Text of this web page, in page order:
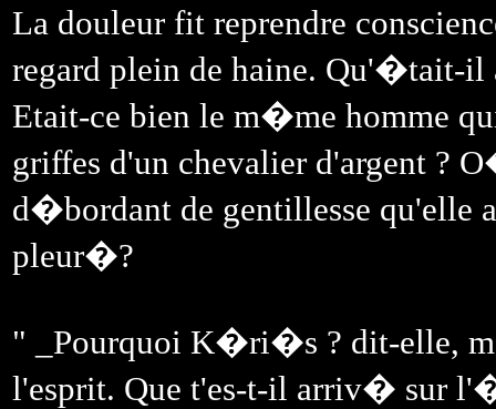
La douleur fit reprendre
regard plein de haine. Qu'�tait-
Etait-ce bien le m�me homme
griffes d'un chevalier d'argent ?
d�bordant de gentillesse
pleur�?
" _Pourquoi K�ri�s ? dit-elle,
l'esprit. Que t'es-t-il arriv� sur